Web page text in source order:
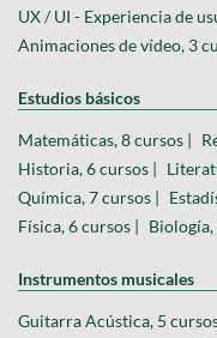
UX / UI - Experiencia de
Animaciones de vídeo, 3
Estudios básicos
Matemáticas, 8 cursos |
Historia, 6 cursos |
Química, 7 cursos |
Física, 6 cursos | Biología,
Instrumentos musicales
Guitarra Acústica, 5